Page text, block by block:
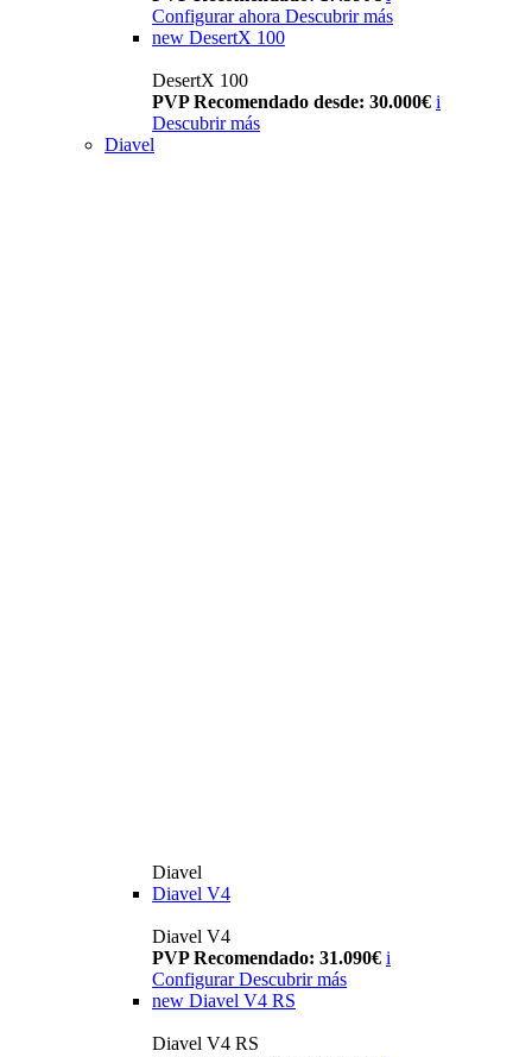
Configurar ahora Descubrir más
new DesertX 100
DesertX 100
PVP Recomendado desde: 30.000€ i
Descubrir más
Diavel
Diavel
Diavel V4
Diavel V4
PVP Recomendado: 31.090€ i
Configurar Descubrir más
new Diavel V4 RS
Diavel V4 RS